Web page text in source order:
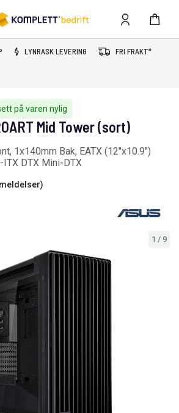
LYNRASK LEVERING FRI FRAKT*
på varen nylig
1 / 9
Mid Tower (sort)
1x140mm Bak, EATX (12"x10.9")
DTX Mini-DTX